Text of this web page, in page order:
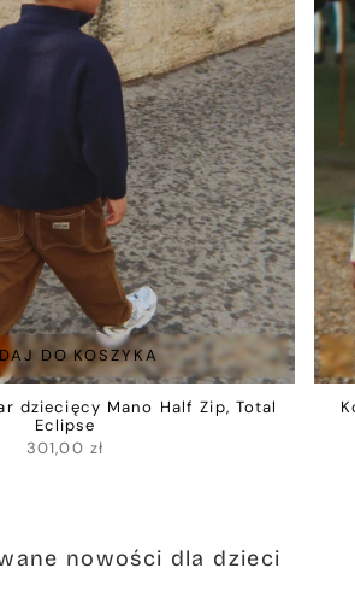
DO KOSZYKA
dziecięcy Mano Half Zip, Total
Eclipse
301,00 zł
nowości dla dzieci